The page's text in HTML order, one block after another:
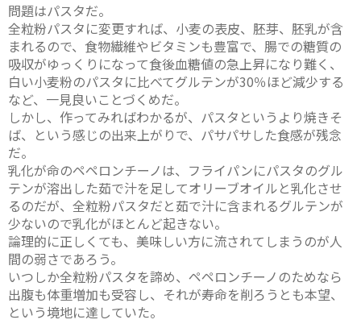
問題はパスタだ。
全粒粉パスタに変更すれば、小麦の表皮、胚芽、胚乳が含
まれるので、食物繊維やビタミンも豊富で、腸での糖質の
吸収がゆっくりになって食後血糖値の急上昇になり難く、
白い小麦粉のパスタに比べてグルテンが30％ほど減少する
など、一見良いことづくめだ。
しかし、作ってみればわかるが、パスタというより焼きそ
ば、という感じの出来上がりで、パサパサした食感が残念
だ。
乳化が命のペペロンチーノは、フライパンにパスタのグル
テンが溶出した茹で汁を足してオリーブオイルと乳化させ
るのだが、全粒粉パスタだと茹で汁に含まれるグルテンが
少ないので乳化がほとんど起きない。
論理的に正しくても、美味しい方に流されてしまうのが人
間の弱さであろう。
いつしか全粒粉パスタを諦め、ペペロンチーノのためなら
出腹も体重増加も受容し、それが寿命を削ろうとも本望、
という境地に達していた。